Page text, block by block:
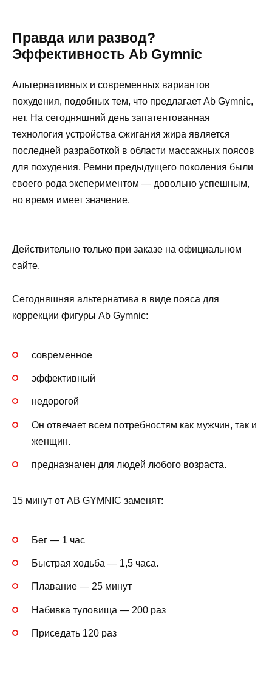
Правда или развод?
Эффективность Ab Gymnic
Альтернативных и современных вариантов
похудения, подобных тем, что предлагает Ab Gymnic,
нет. На сегодняшний день запатентованная
технология устройства сжигания жира является
последней разработкой в ​​области массажных поясов
для похудения. Ремни предыдущего поколения были
своего рода экспериментом — довольно успешным,
но время имеет значение.
Действительно только при заказе на официальном
сайте.
Сегодняшняя альтернатива в виде пояса для
коррекции фигуры Ab Gymnic:
современное
эффективный
недорогой
Он отвечает всем потребностям как мужчин, так и
женщин.
предназначен для людей любого возраста.
15 минут от AB GYMNIC заменят:
Бег — 1 час
Быстрая ходьба — 1,5 часа.
Плавание — 25 минут
Набивка туловища — 200 раз
Приседать 120 раз